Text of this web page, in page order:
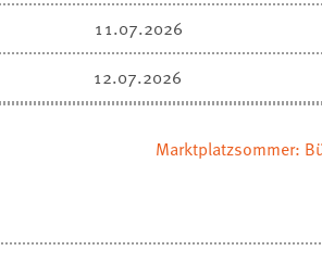
11.07.2026
12.07.2026
Marktplatzsommer: